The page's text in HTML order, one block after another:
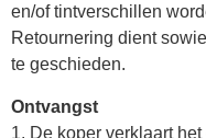
en/of tintverschillen
Retournering dient
te geschieden.
Ontvangst
1. De koper verklaart